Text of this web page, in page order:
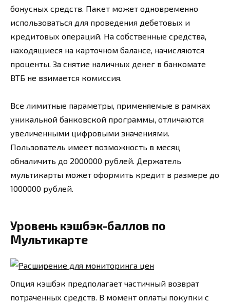
бонусных средств. Пакет может одновременно
использоваться для проведения дебетовых и
кредитовых операций. На собственные средства,
находящиеся на карточном балансе, начисляются
проценты. За снятие наличных денег в банкомате
ВТБ не взимается комиссия.
Все лимитные параметры, применяемые в рамках
уникальной банковской программы, отличаются
увеличенными цифровыми значениями.
Пользователь имеет возможность в месяц
обналичить до 2000000 рублей. Держатель
мультикарты может оформить кредит в размере до
1000000 рублей.
Уровень кэшбэк-баллов по
Мультикарте
Опция кэшбэк предполагает частичный возврат
потраченных средств. В момент оплаты покупки с